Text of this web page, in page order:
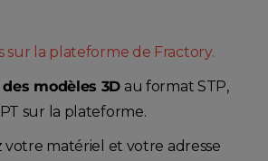
sur la plateforme de Fractory.
modèles 3D au format STP,
sur la plateforme.
votre matériel et votre adresse